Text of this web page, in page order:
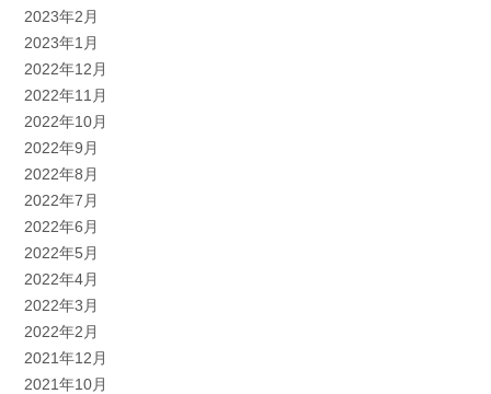
2023年2月
2023年1月
2022年12月
2022年11月
2022年10月
2022年9月
2022年8月
2022年7月
2022年6月
2022年5月
2022年4月
2022年3月
2022年2月
2021年12月
2021年10月